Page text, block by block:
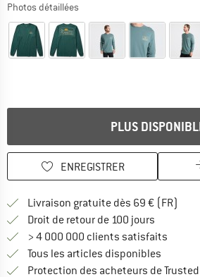
Photos détaillées
PLUS
ENREGISTRER
Livraison gratuite dès 69 € (FR)
Droit de retour de 100 jours
> 4 000 000 clients satisfaits
Tous les articles disponibles
Protection des acheteurs de